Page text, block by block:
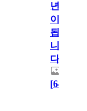
년
이
됩
니
다.
[64